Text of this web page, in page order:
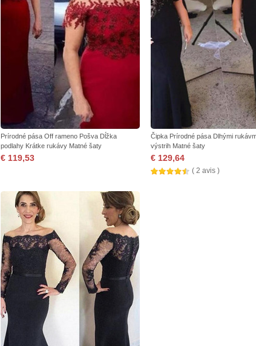
Prírodné pása Off rameno Pošva Dĺžka
podlahy Krátke rukávy Matné šaty
€ 119,53
Čipka Prírodné pása Dlhými
výstrih Matné šaty
€ 129,64
( 2 avis )